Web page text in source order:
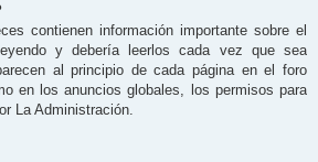
contienen información importante sobre el
y debería leerlos cada vez que sea
al principio de cada página en el foro
en los anuncios globales, los permisos para
La Administración.